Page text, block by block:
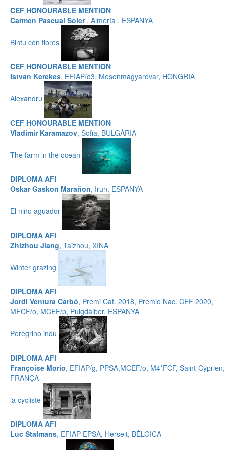
CEF HONOURABLE MENTION
Carmen Pascual Soler , Almería , ESPANYA
Bintu con flores
CEF HONOURABLE MENTION
Istvan Kerekes, EFIAP/d3, Mosonmagyarovar, HONGRIA
Alexandru
CEF HONOURABLE MENTION
Vladimir Karamazov, Sofia, BULGÀRIA
The farm in the ocean
DIPLOMA AFI
Oskar Gaskon Marañon, Irun, ESPANYA
El niño aguador
DIPLOMA AFI
Zhizhou Jiang, Taizhou, XINA
Winter grazing
DIPLOMA AFI
Jordi Ventura Carbó, Premi Cat. 2018, Premio Nac. CEF 2020,
MFCF/o, MCEF/p, Puigdàlber, ESPANYA
Peregrino indú
DIPLOMA AFI
Françoise Morio, EFIAP/g, PPSA,MCEF/o, M4*FCF, Saint-Cyprien,
FRANÇA
la cycliste
DIPLOMA AFI
Luc Stalmans, EFIAP EPSA, Herselt, BÈLGICA